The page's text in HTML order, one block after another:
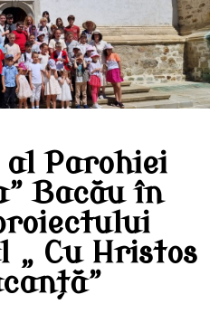
Parohiei
Bacău în
„ Cu Hristos